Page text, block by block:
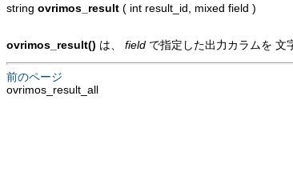
string ovrimos_result ( int result_id, mixed field )
ovrimos_result() は、 field で指定した出力カラムを 文
前のページ
ovrimos_result_all